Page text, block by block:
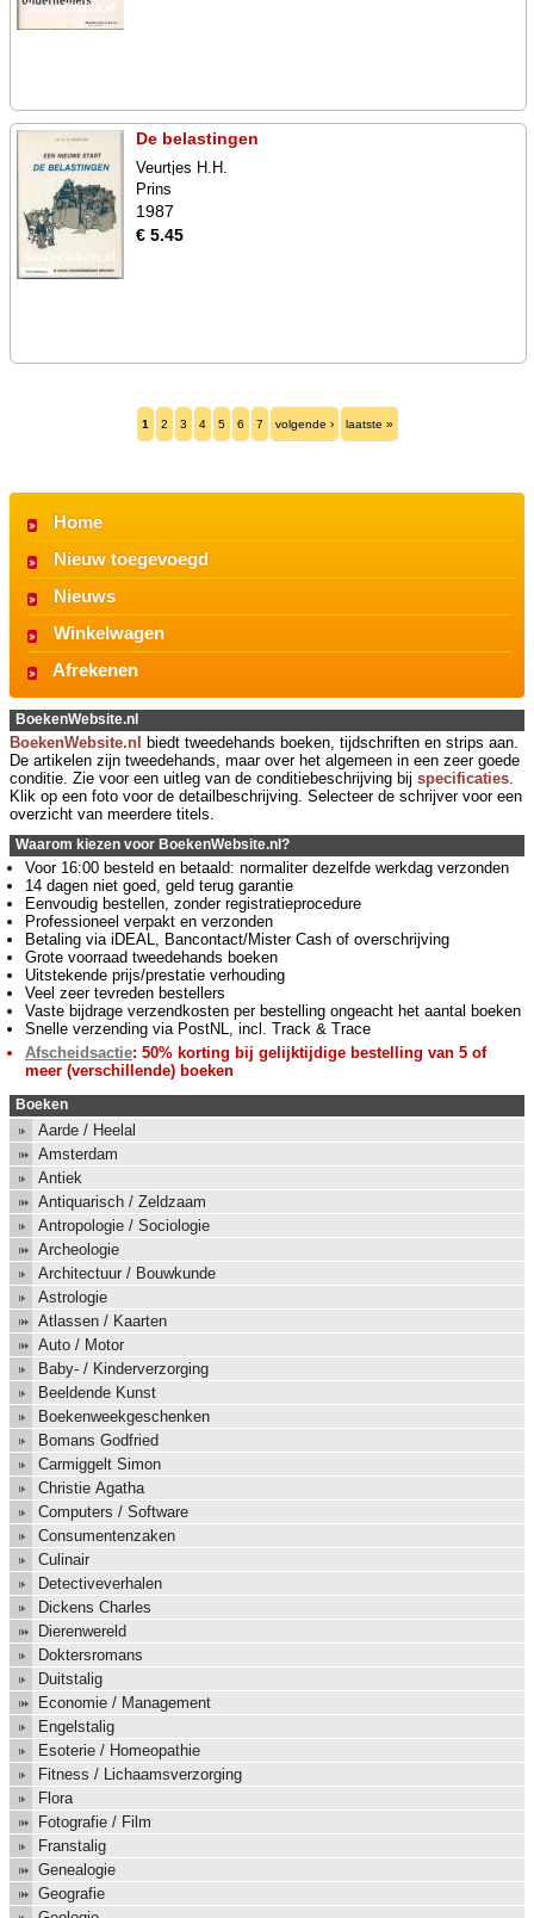
De belastingen
Veurtjes H.H.
Prins
1987
€ 5.45
1 2 3 4 5 6 7 volgende › laatste »
Home
Nieuw toegevoegd
Nieuws
Winkelwagen
Afrekenen
BoekenWebsite.nl
BoekenWebsite.nl biedt tweedehands boeken, tijdschriften en strips aan.
De artikelen zijn tweedehands, maar over het algemeen in een zeer goede
conditie. Zie voor een uitleg van de conditiebeschrijving bij specificaties
Klik op een foto voor de detailbeschrijving. Selecteer de schrijver voor een
overzicht van meerdere titels.
Waarom kiezen voor BoekenWebsite.nl?
Voor 16:00 besteld en betaald: normaliter dezelfde werkdag verzonden
14 dagen niet goed, geld terug garantie
Eenvoudig bestellen, zonder registratieprocedure
Professioneel verpakt en verzonden
Betaling via iDEAL, Bancontact/Mister Cash of overschrijving
Grote voorraad tweedehands boeken
Uitstekende prijs/prestatie verhouding
Veel zeer tevreden bestellers
Vaste bijdrage verzendkosten per bestelling ongeacht het aantal boeken
Snelle verzending via PostNL, incl. Track & Trace
Afscheidsactie: 50% korting bij gelijktijdige bestelling van 5 of
meer (verschillende) boeken
Boeken
Aarde / Heelal
Amsterdam
Antiek
Antiquarisch / Zeldzaam
Antropologie / Sociologie
Archeologie
Architectuur / Bouwkunde
Astrologie
Atlassen / Kaarten
Auto / Motor
Baby- / Kinderverzorging
Beeldende Kunst
Boekenweekgeschenken
Bomans Godfried
Carmiggelt Simon
Christie Agatha
Computers / Software
Consumentenzaken
Culinair
Detectiveverhalen
Dickens Charles
Dierenwereld
Doktersromans
Duitstalig
Economie / Management
Engelstalig
Esoterie / Homeopathie
Fitness / Lichaamsverzorging
Flora
Fotografie / Film
Franstalig
Genealogie
Geografie